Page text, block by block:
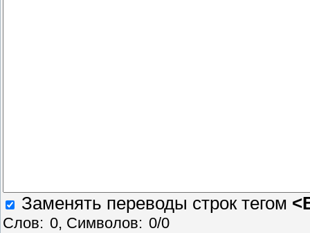
Заменять переводы строк тегом
Слов: 0, Символов: 0/0